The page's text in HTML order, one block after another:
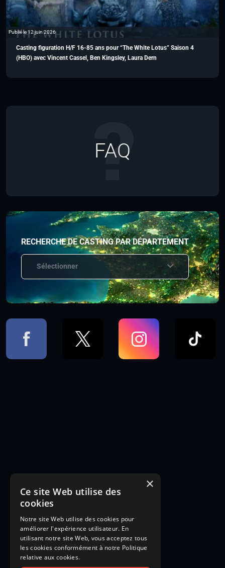
Publié le 12 juin 2026
Casting figuration H/F 16-85 ans pour “The White Lotus” Saison 4
(HBO) avec Vincent Cassel, Ben Kingsley, Laura Dern
FAQ
RECHERCHE DE CASTING PAR DÉPARTEMENT
Sélectionner
×
Ce site Web utilise des
cookies
Notre site Web utilise des cookies pour
améliorer l'expérience utilisateur. En
utilisant notre site Web, vous acceptez tous
les cookies conformément à notre Politique
relative aux cookies.